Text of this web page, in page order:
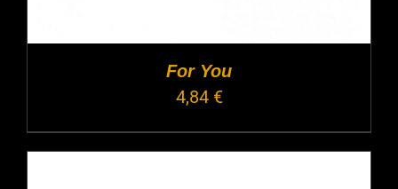
For You
4,84 €